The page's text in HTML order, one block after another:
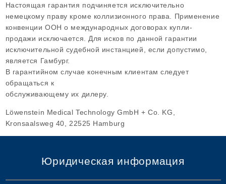
Настоящая гарантия подчиняется исключительно
немецкому праву кроме коллизионного права. Применение
конвенции ООН о международных договорах купли-
продажи исключается. Для исков по данной гарантии
исключительной судебной инстанцией, если допустимо,
является Гамбург.
В гарантийном случае конечным клиентам следует
обращаться к
обслуживающему их дилеру.
Löwenstein Medical Technology GmbH + Co. KG,
Kronsaalsweg 40, 22525 Hamburg
Юридическая информация